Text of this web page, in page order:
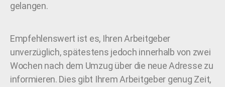
gelangen.
Empfehlenswert ist es, Ihren Arbeitgeber
unverzüglich, spätestens jedoch innerhalb von zwei
Wochen nach dem Umzug über die neue Adresse zu
informieren. Dies gibt Ihrem Arbeitgeber genug Zeit,